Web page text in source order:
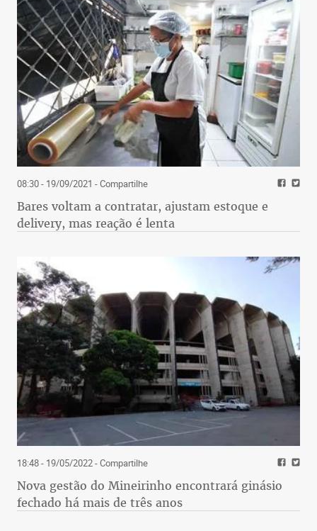
08:30 - 19/09/2021 - Compartilhe
Bares voltam a contratar, ajustam estoque e
delivery, mas reação é lenta
18:48 - 19/05/2022- Compartilhe
Nova gestão do Mineirinho encontrará ginásio
fechado há mais de três anos